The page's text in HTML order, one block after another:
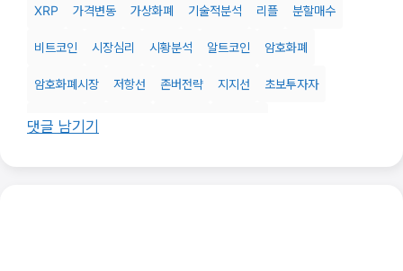
XRP 가격변동 가상화폐 기술적분석 리플 분할매수
비트코인 시장심리 시황분석 알트코인 암호화폐
암호화폐시장 저항선 존버전략 지지선 초보투자자
코인투자 크립토시장
댓글 남기기